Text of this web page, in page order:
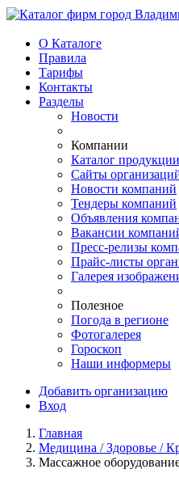
О Каталоге
Правила
Тарифы
Контакты
Разделы
Новости
Компании
Каталог
Сайты
Новости компаний
Тендеры компаний
Объявления
Вакансии
Пресс-релизы
Прайс-листы
Галерея
Полезное
Погода в регионе
Фотогалерея
Гороскоп
Наши информеры
Добавить организацию
Вход
Главная
Медицина / Здоровье /
Массажное